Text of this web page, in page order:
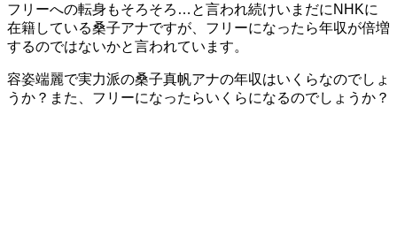
フリーへの転身もそろそろ…と言われ続けいまだにNHKに
在籍している桑子アナですが、フリーになったら年収が倍増
するのではないかと言われています。
容姿端麗で実力派の桑子真帆アナの年収はいくらなのでしょ
うか？また、フリーになったらいくらになるのでしょうか？